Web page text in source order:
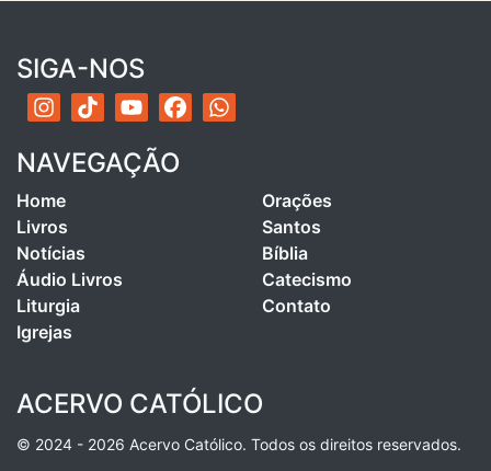
SIGA-NOS
NAVEGAÇÃO
Home
Livros
Notícias
Áudio Livros
Liturgia
Igrejas
Orações
Santos
Bíblia
Catecismo
Contato
ACERVO CATÓLICO
© 2024 - 2026 Acervo Católico. Todos os direitos reservados.